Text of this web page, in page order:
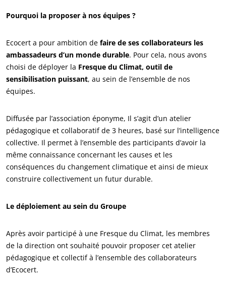
ECOCERT
Qui sommes nous ?
Carrières
Pourquoi la proposer à nos équipes ?
Ecocert a pour ambition de faire de ses collaborateurs les
ambassadeurs d’un monde durable. Pour cela, nous avons
choisi de déployer la Fresque du Climat, outil de
sensibilisation puissant, au sein de l’ensemble de nos
équipes.
Diffusée par l’association éponyme, Il s’agit d’un atelier
pédagogique et collaboratif de 3 heures, basé sur l’intelligence
collective. Il permet à l’ensemble des participants d’avoir la
même connaissance concernant les causes et les
conséquences du changement climatique et ainsi de mieux
construire collectivement un futur durable.
Le déploiement au sein du Groupe
Après avoir participé à une Fresque du Climat, les membres
de la direction ont souhaité pouvoir proposer cet atelier
pédagogique et collectif à l’ensemble des collaborateurs
d’Ecocert.